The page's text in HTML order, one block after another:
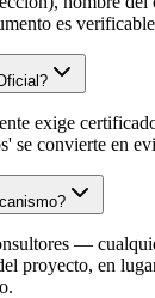
es
exige
se convierte en
—
proyecto, en